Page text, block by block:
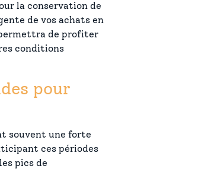
la conservation de
de vos achats en
de profiter
conditions
pour
souvent une forte
ces périodes
pics de